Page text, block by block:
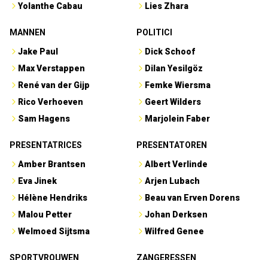
Yolanthe Cabau
Lies Zhara
MANNEN
Jake Paul
Max Verstappen
René van der Gijp
Rico Verhoeven
Sam Hagens
POLITICI
Dick Schoof
Dilan Yesilgöz
Femke Wiersma
Geert Wilders
Marjolein Faber
PRESENTATRICES
Amber Brantsen
Eva Jinek
Hélène Hendriks
Malou Petter
Welmoed Sijtsma
PRESENTATOREN
Albert Verlinde
Arjen Lubach
Beau van Erven Dorens
Johan Derksen
Wilfred Genee
SPORTVROUWEN ZANGERESSEN